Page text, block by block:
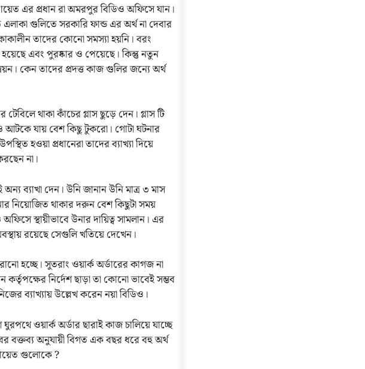
এর প্রধান রা অমরপুর বিডিও অফিসে যান।
গুলিতে সরকারি ফান্ড এর অর্থ না দেবার
তাদের কোনো সমস্যা হয়নি। বরং
এবং পুরষ্কার ও পেয়েছে। কিন্তু নতুন
কেন তাদের প্রদত্ত কাজ গুলির জন্যে অর্থ
থাকা কাঁচের গ্লাস ছুড়ে দেন। গ্লাস টি
আটকে যায় বেশ কিছু টুকরো। গোটা ঘটনার
হওয়া প্রধানেরা তাদের ব্যাখ্যা দিয়ে
না।
ব্যাখা দেন। উনি জানান উনি মাত্র ৩ মাস
নিয়োজিত থাকার দরুন বেশ কিছুটা সময়
স্থায়ীভাবে উনার দায়িত্ব সামলান। এর
রয়েছে সেগুলি খতিয়ে দেখেন।
হচ্ছে। সুতরাং ওয়ার্ক অর্ডারের কাগজ না
নির্দেশ ছাড়া তা কোনো ভাবেই সম্ভব
ব্যাখ্যায় উল্লেখ করেন নয়া বিডিও।
ওয়ার্ক অর্ডার ছারাই কাজ চালিয়ে যাচ্ছে
বক্তব্য অনুযায়ী বিগত এক বছর ধরে বহু অর্থ
গুলোকে ?